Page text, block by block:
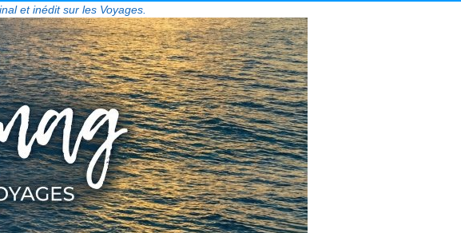
et inédit sur les Voyages.